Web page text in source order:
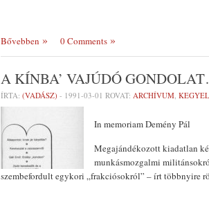
Bővebben 0 Comments
A KÍNBA’ VAJÚDÓ
ÍRTA: (VADÁSZ) - 1991-03-01 ROVAT: ARCHÍVUM,
In memoriam Demény Pál
Megajándékozott kiadatlan
munkásmozgalmi
szembefordult egykori „frakciósokról” – írt többnyire